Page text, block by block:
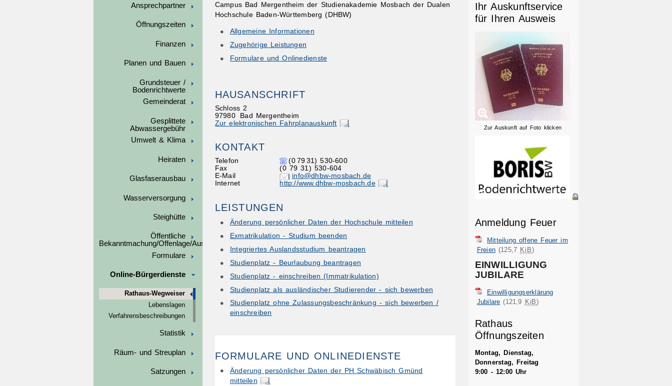
Ansprechpartner
Öffnungszeiten
Finanzen
Planen und Bauen
Grundsteuer /
Bodenrichtwerte
Gemeinderat
Gesplittete
Abwassergebühr
Umwelt & Klima
Heiraten
Glasfaserausbau
Wasserversorgung
Steighütte
Öffentliche
Bekanntmachung/Offenlage/Ausschreibungen
Formulare
Online-Bürgerdienste
Rathaus-Wegweiser
Lebenslagen
Verfahrensbeschreibungen
Statistik
Räum- und Streuplan
Satzungen
Campus Bad Mergentheim der Studienakademie Mosbach der Dualen
Hochschule Baden-Württemberg (DHBW)
Allgemeine Informationen
Zugehörige Leistungen
Formulare und Onlinedienste
HAUSANSCHRIFT
Schloss 2
97980
Bad Mergentheim
Zur elektronischen Fahrplanauskunft
KONTAKT
Telefon (0 79 31) 530-600
Fax
(0 79 31) 530-604
E-Mail
info@dhbw-mosbach.de
Internet
http://www.dhbw-mosbach.de
LEISTUNGEN
Änderung persönlicher Daten der Hochschule mitteilen
Exmatrikulation - Studium beenden
Integriertes Auslandsstudium beantragen
Studienplatz - Beurlaubung beantragen
Studienplatz - einschreiben (Immatrikulation)
Studienplatz als ausländischer Studierender - sich bewerben
Studienplatz ohne Zulassungsbeschränkung - sich bewerben /
einschreiben
FORMULARE UND ONLINEDIENSTE
Änderung persönlicher Daten der PH Schwäbisch Gmünd
mitteilen
Ihr Auskunftservice
für Ihren Ausweis
Zur Auskunft auf Foto klicken
Anmeldung Feuer
Mitteilung offene Feuer im
Freien (125,7 KiB)
EINWILLIGUNG
JUBILARE
Einwilligungserklärung
Jubilare (121,9 KiB)
Rathaus
Öffnungszeiten
Montag, Dienstag,
Donnerstag, Freitag
9:00 - 12:00 Uhr